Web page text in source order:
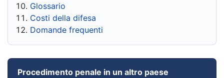
Glossario
Costi della difesa
Domande frequenti
Procedimento penale in un altro paese